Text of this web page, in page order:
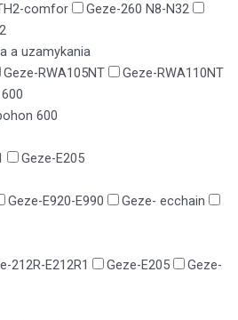
comfor
Geze-260 N8-N32
a uzamykania
Geze-RWA105NT
Geze-RWA110NT
600
Geze-E205
Geze-E920-E990
Geze- ecchain
212R-E212R1 Geze-E205
Geze-